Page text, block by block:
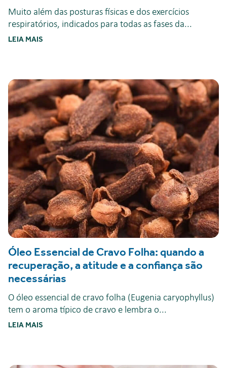
Muito além das posturas físicas e dos exercícios
respiratórios, indicados para todas as fases da...
LEIA MAIS
Óleo Essencial de Cravo Folha: quando a
recuperação, a atitude e a confiança são
necessárias
O óleo essencial de cravo folha (Eugenia caryophyllus)
tem o aroma típico de cravo e lembra o...
LEIA MAIS